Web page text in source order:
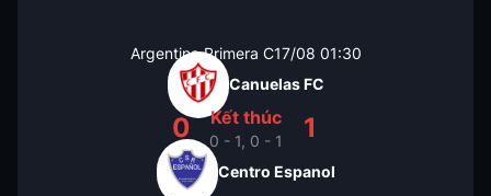
Argentina Primera C17/08 01:30
Canuelas FC
0 Kết thúc
0 - 1, 0 - 1 1
Centro Espanol